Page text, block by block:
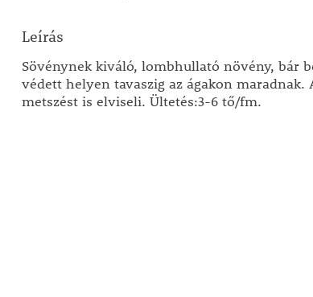
Leírás
Sövénynek kiváló, lombhullató növény, bár
védett helyen tavaszig az ágakon maradnak.
metszést is elviseli. Ültetés:3-6 tő/fm.